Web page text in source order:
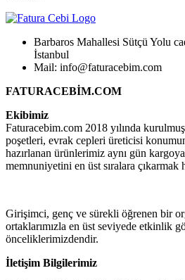
Barbaros Mahallesi Sütçü Yolu
İstanbul
Mail: info@faturacebim.com
FATURACEBİM.COM
Ekibimiz
Faturacebim.com 2018 yılında
poşetleri, evrak cepleri üreticisi
hazırlanan ürünlerimiz aynı gün
memnuniyetini en üst sıralara çıkarmak
Girişimci, genç ve sürekli öğrenen bir
ortaklarımızla en üst seviyede etkinlik
önceliklerimizdendir.
İletişim Bilgilerimiz